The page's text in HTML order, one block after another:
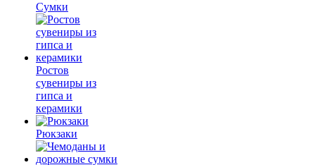
Сумки
Ростов
сувениры из
гипса и
керамики
Рюкзаки